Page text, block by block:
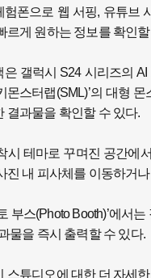
험폰으로 웹 서핑, 유튜브
르게 원하는 정보를 확인
은 갤럭시 S24 시리즈의
몬스터랩(SML)’의 대형
결과물을 확인할 수 있다.
시 테마로 꾸며진 공간에
진 내 피사체를 이동하거
부스(Photo Booth)’에서
물을 즉시 출력할 수 있다.
스튜디오에 대한 더 자세